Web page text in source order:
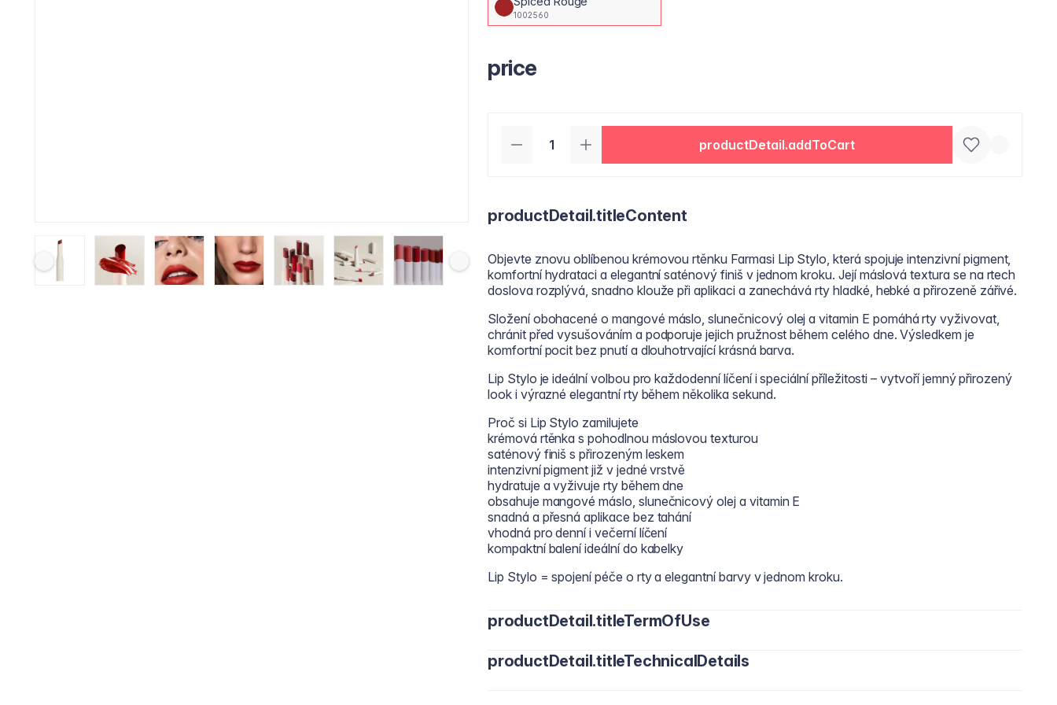
1002560
price
productDetail.addToCart
productDetail.titleContent
Objevte znovu oblíbenou krémovou rtěnku Farmasi Lip Stylo, která spojuje intenzivní pigment,
komfortní hydrataci a elegantní saténový finiš v jednom kroku. Její máslová textura se na rtech
doslova rozplývá, snadno klouže při aplikaci a zanechává rty hladké, hebké a přirozeně zářivé.
Složení obohacené o mangové máslo, slunečnicový olej a vitamin E pomáhá rty vyživovat,
chránit před vysušováním a podporuje jejich pružnost během celého dne. Výsledkem je
komfortní pocit bez pnutí a dlouhotrvající krásná barva.
Lip Stylo je ideální volbou pro každodenní líčení i speciální příležitosti – vytvoří jemný přirozený
look i výrazné elegantní rty během několika sekund.
Proč si Lip Stylo zamilujete
krémová rtěnka s pohodlnou máslovou texturou
saténový finiš s přirozeným leskem
intenzivní pigment již v jedné vrstvě
hydratuje a vyživuje rty během dne
obsahuje mangové máslo, slunečnicový olej a vitamin E
snadná a přesná aplikace bez tahání
vhodná pro denní i večerní líčení
kompaktní balení ideální do kabelky
Lip Stylo = spojení péče o rty a elegantní barvy v jednom kroku.
productDetail.titleTermOfUse
Naneste rtěnku přímo na rty od středu směrem ke koutkům pro rovnoměrné pokrytí.
productDetail.titleTechnicalDetails